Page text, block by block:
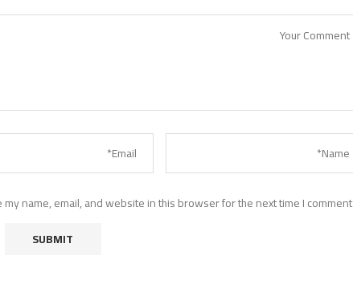
my name, email, and website in this browser for the next time I comment.